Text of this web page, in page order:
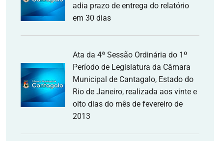
adia prazo de entrega do relatório
em 30 dias
Ata da 4ª Sessão Ordinária do 1º
Período de Legislatura da Câmara
Municipal de Cantagalo, Estado do
Rio de Janeiro, realizada aos vinte e
oito dias do mês de fevereiro de
2013